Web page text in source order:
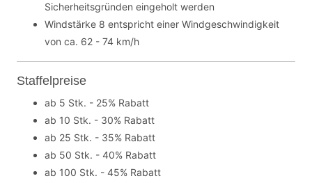
Sicherheitsgründen eingeholt werden
Windstärke 8 entspricht einer Windgeschwindigkeit
von ca. 62 - 74 km/h
Staffelpreise
ab 5 Stk. - 25% Rabatt
ab 10 Stk. - 30% Rabatt
ab 25 Stk. - 35% Rabatt
ab 50 Stk. - 40% Rabatt
ab 100 Stk. - 45% Rabatt